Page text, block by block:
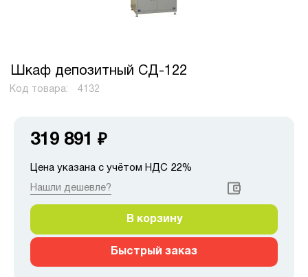
Шкаф депозитный СД-122
Код товара: 4132
319 891 ₽
Цена указана с учётом НДС 22%
Нашли дешевле?
В корзину
Быстрый заказ